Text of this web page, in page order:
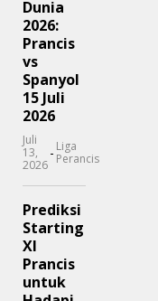
Dunia
2026:
Prancis
vs
Spanyol
15 Juli
2026
Juli
13,
2026
- Liga
Perancis
Prediksi
Starting
XI
Prancis
untuk